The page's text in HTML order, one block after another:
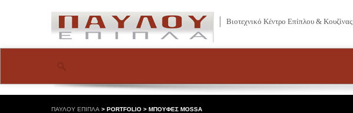
Βιοτεχνικό Κέντρο Επίπλου & Κουζίνας
ΠΑΥΛΟΥ ΕΠΙΠΛΑ > PORTFOLIO > ΜΠΟΥΦΕΣ MOSSA